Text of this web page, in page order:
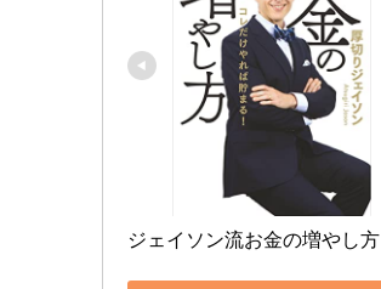
ジェイソン流お金の増やし方